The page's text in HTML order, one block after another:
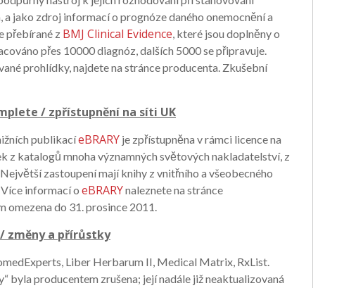
jako zdroj informací o prognóze daného onemocnění a
přebírané z BMJ Clinical Evidence, které jsou doplněny o
přes 10000 diagnóz, dalších 5000 se připravuje.
prohlídky, najdete na stránce producenta. Zkušební
/ zpřístupnění na síti UK
publikacíeBRARY je zpřístupněna v rámci licence na
z katalogů mnoha významných světových nakladatelství, z
zastoupení mají knihy z vnitřního a všeobecného
informací o eBRARYnaleznete na stránce
omezena do 31. prosince 2011.
změny a přírůstky
Liber Herbarum II, Medical Matrix, RxList.
byla producentem zrušena; její nadále již neaktualizovaná